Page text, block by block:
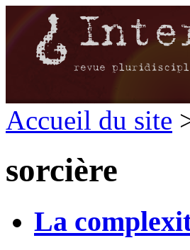
Accueil du site
sorcière
La